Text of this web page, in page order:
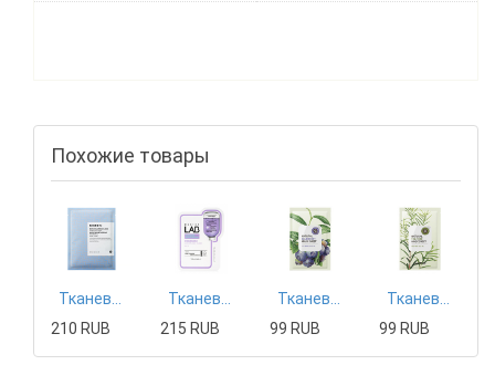
Похожие товары
210 RUB
215 RUB
99 RUB
99 RUB